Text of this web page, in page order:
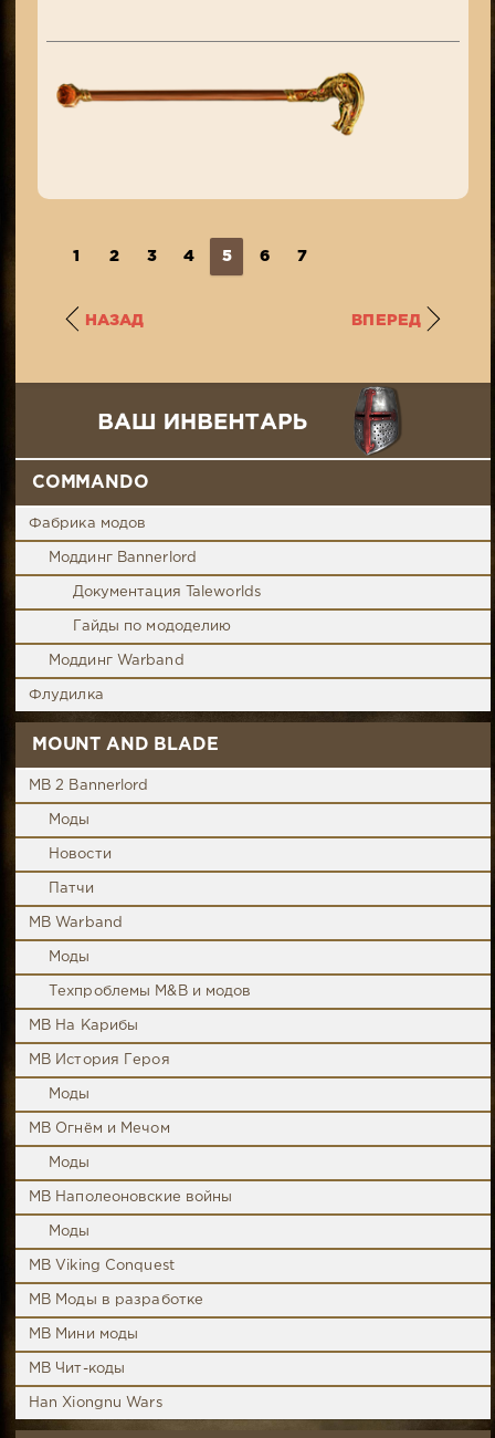
1 2 3 4 5 6 7
НАЗАД ВПЕРЕД
COMMANDO
Фабрика модов
Моддинг Bannerlord
Документация Taleworlds
Гайды по мододелию
Моддинг Warband
Флудилка
MOUNT AND BLADE
MB 2 Bannerlord
Моды
Новости
Патчи
MB Warband
Моды
Техпроблемы M&B и модов
MB На Карибы
MB История Героя
Моды
MB Огнём и Мечом
Моды
MB Наполеоновские войны
Моды
MB Viking Conquest
MB Моды в разработке
MB Мини моды
MB Чит-коды
Han Xiongnu Wars